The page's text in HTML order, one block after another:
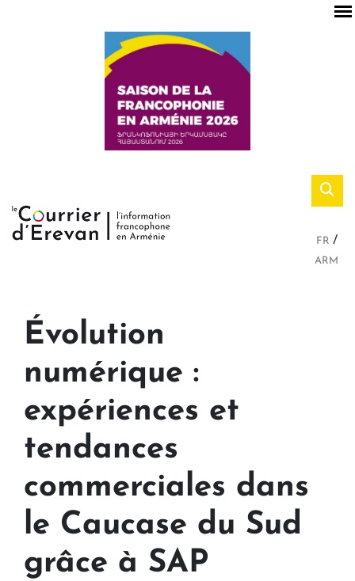
FR
ARM
Évolution
numérique :
expériences et
tendances
commerciales dans
le Caucase du Sud
grâce à SAP